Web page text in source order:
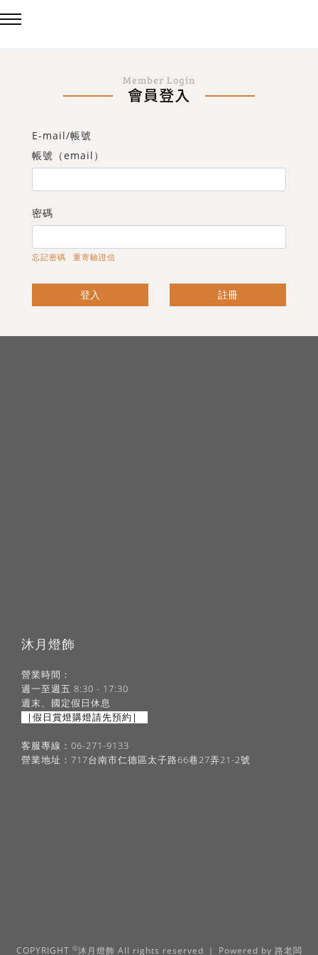
台灣製造✨熱銷款✨
Panasonic 國際牌燈具
72w / 96w 系列
造型吸頂燈
壁燈
Member Login
會員登入
E-mail/帳號
帳號（email）
密碼
忘記密碼 重寄驗證信
登入 註冊
沐月燈飾
營業時間：
週一至週五 8:30 - 17:30
週末、國定假日休息
|假日賞燈購燈請先預約|
客服專線：06-271-9133
營業地址：717台南市仁德區太子路66巷27弄21-2號
COPYRIGHT ©沐月燈飾 All rights reserved ｜ Powered by 路老闆